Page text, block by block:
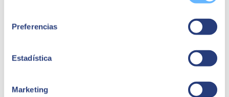
Preferencias
Estadística
Marketing